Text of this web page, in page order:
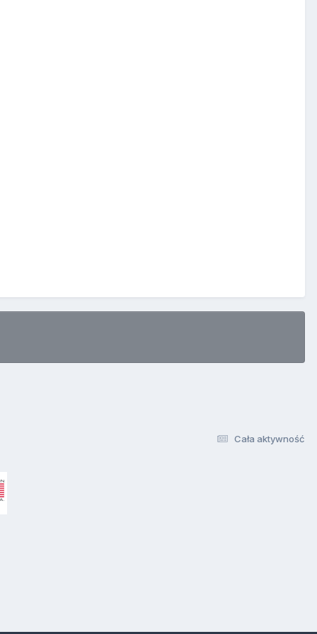
Cała aktywność